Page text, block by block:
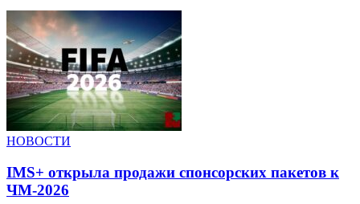
НОВОСТИ
IMS+ открыла продажи спонсорских пакетов к
ЧМ-2026